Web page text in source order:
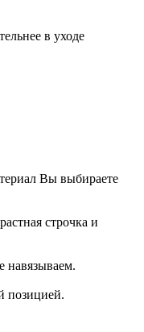
в уходе
Вы выбираете
строчка и
навязываем.
позицией.